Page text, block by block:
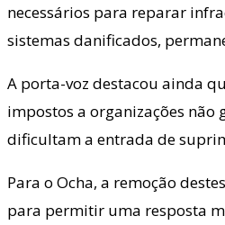
necessários para reparar
sistemas danificados,
A porta-voz destacou ainda
impostos a organizações não
dificultam a entrada de
Para o Ocha, a remoção
para permitir uma resposta